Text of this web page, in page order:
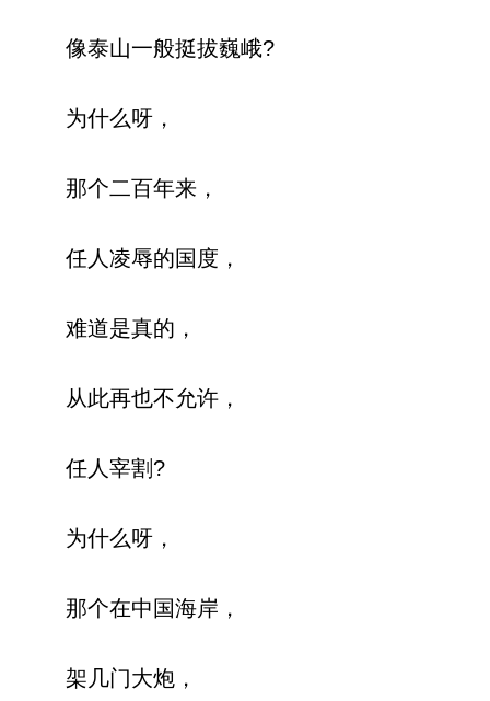
像泰山一般挺拔巍峨?
为什么呀，
那个二百年来，
任人凌辱的国度，
难道是真的，
从此再也不允许，
任人宰割?
为什么呀，
那个在中国海岸，
架几门大炮，